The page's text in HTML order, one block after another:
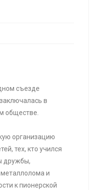
съезде
в
обществе.
организацию
тех, кто учился
дружбы,
и
к пионерской